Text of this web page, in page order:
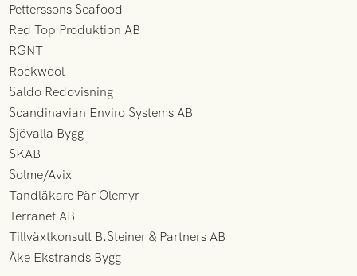
Petterssons Seafood
Red Top Produktion AB
RGNT
Rockwool
Saldo Redovisning
Scandinavian Enviro Systems AB
Sjövalla Bygg
SKAB
Solme/Avix
Tandläkare Pär Olemyr
Terranet AB
Tillväxtkonsult B.Steiner & Partners AB
Åke Ekstrands Bygg